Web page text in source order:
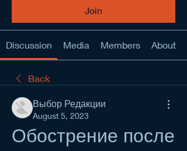
Join
Discussion Media Members About
Back
Выбор Редакции
August 5, 2023
Обострение после